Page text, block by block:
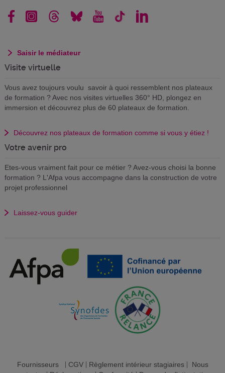
Saisir le médiateur
Visite virtuelle
Vous avez toujours voulu savoir à quoi ressemblent nos plateaux
de formation ? Avec nos visites virtuelles 360° HD, plongez en
immersion et découvrez plus de 60 plateaux de formation.
Découvrez nos plateaux de formation comme si vous y étiez !
Votre avenir pro
Etes-vous vraiment fait pour ce métier ? Avez-vous choisi la bonne
formation ? L'Afpa vous accompagne dans la construction de votre
projet professionnel
Laissez-vous guider
Fournisseurs| CGV| Règlement intérieur stagiaires| Nous